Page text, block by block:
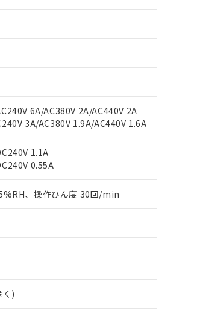
6A/AC380V 2A/AC440V 2A
3A/AC380V 1.9A/AC440V 1.6A
1.1A
0.55A
、操作ひん度 30回/min
く)
利用ください。
載している更新日時点での社内データに基づ
のお取引先、またはお客様担当のオムロン制
点は「 販売ネットワーク
」をご確認ください。
ス）をご利用いただくには、I-Webメンバーズ
録された部品リストについて、当社および当
様との取引・商談に必要な範囲で利用するこ
ミウム(Cd) 100ppm以下、
1000ppm以下
的な使用がないことを確認しています。
ができます。
ので、過去に遡って非含有を証明するもので
質の対応では、対応完了までの期間は出荷製
おりました。
いることから、特段のことがない限り、2022
基準値以下であることを示します。
準値を超えていることを示します。
合わせください。
ル類) : 1000ppm、 PBDEs(ポリ臭化ジフェニルエーテル類) :
値以下であることを示します。
が外部に漏えいし、環境に深刻な影響を及ぼさ
合わせください。
は、日本国政府の輸出許可(または役務取引許
に破砕するなど、違法に輸出されないよう必
化学兵器、生物兵器またはその他武器並びに
合は、上記1、2および3の内容を当該第三者に
関係者が違法に輸出するおそれがある場合は
キャンセル
は、お客様のお取引先、またはお客様担当のオ
ください)
報を公開していない機種